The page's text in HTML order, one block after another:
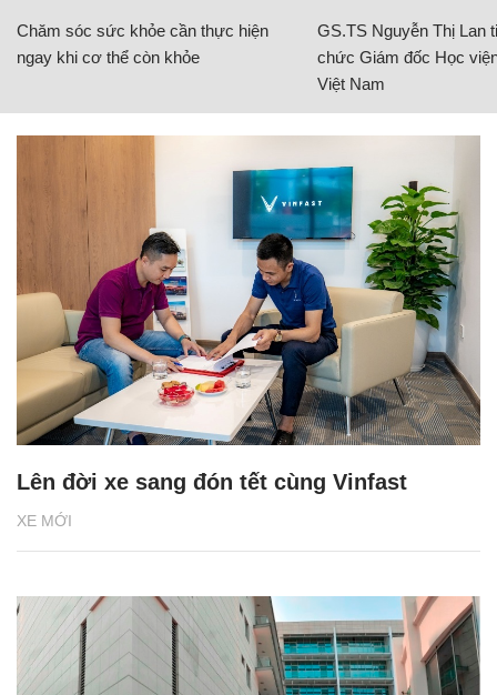
Chăm sóc sức khỏe cần thực hiện
ngay khi cơ thể còn khỏe
GS.TS Nguyễn Thị Lan
chức Giám đốc Học
Việt Nam
XE MỚI
Lên đời xe sang đón tết cùng Vinfast